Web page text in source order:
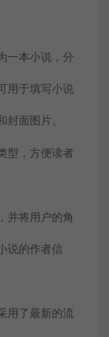
一本小说，分
用于填写小说
面图片。
型，方便读者
并将用户的角
说的作者信
用了最新的流